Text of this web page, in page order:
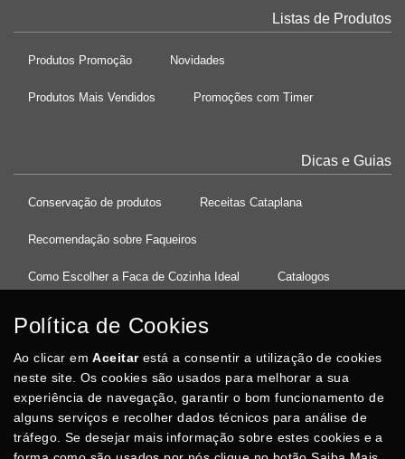
Listas de Produtos
Produtos Promoção Novidades
Produtos Mais Vendidos Promoções com Timer
Dicas e Guias
Conservação de produtos Receitas Cataplana
Recomendação sobre Faqueiros
Como Escolher a Faca de Cozinha Ideal Catalogos
37°08'27.5"N 8°32'13.9"W
Posso Ajudar?
Política de Cookies
Ao clicar emAceitarestá a consentir a utilização de cookies
neste site. Os cookies são usados para melhorar a sua
experiência de navegação, garantir o bom funcionamento de
alguns serviços e recolher dados técnicos para análise de
tráfego. Se desejar mais informação sobre estes cookies e a